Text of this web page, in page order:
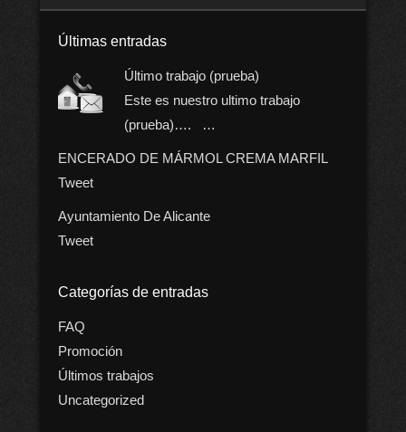
Últimas entradas
Último trabajo (prueba)
Este es nuestro ultimo trabajo
(prueba)…. …
ENCERADO DE MÁRMOL CREMA MARFIL
Tweet
Ayuntamiento De Alicante
Tweet
Categorías de entradas
FAQ
Promoción
Últimos trabajos
Uncategorized